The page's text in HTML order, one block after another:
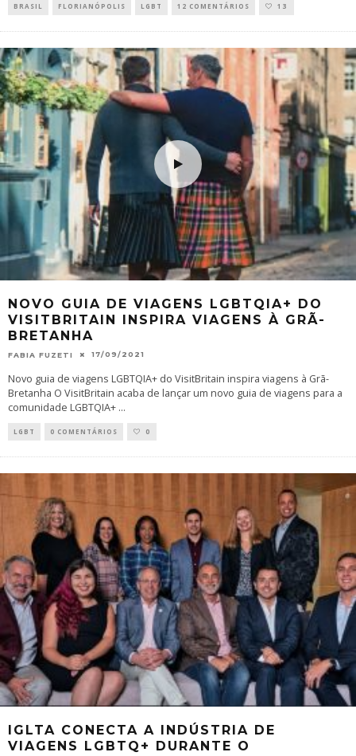
BRASIL FLORIANÓPOLIS LGBT 12 COMENTÁRIOS 13
NOVO GUIA DE VIAGENS LGBTQIA+ DO
VISITBRITAIN INSPIRA VIAGENS À GRÃ-
BRETANHA
FABIA FUZETI 17/09/2021
Novo guia de viagens LGBTQIA+ do VisitBritain inspira viagens à Grã-
Bretanha O VisitBritain acaba de lançar um novo guia de viagens para a
comunidade LGBTQIA+ ...
LGBT 0 COMENTÁRIOS 0
IGLTA CONECTA A INDÚSTRIA DE
VIAGENS LGBTQ+ DURANTE O